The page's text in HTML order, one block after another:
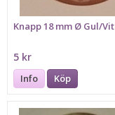
Knapp 18 mm Ø Gul/Vit
5 kr
Info Köp